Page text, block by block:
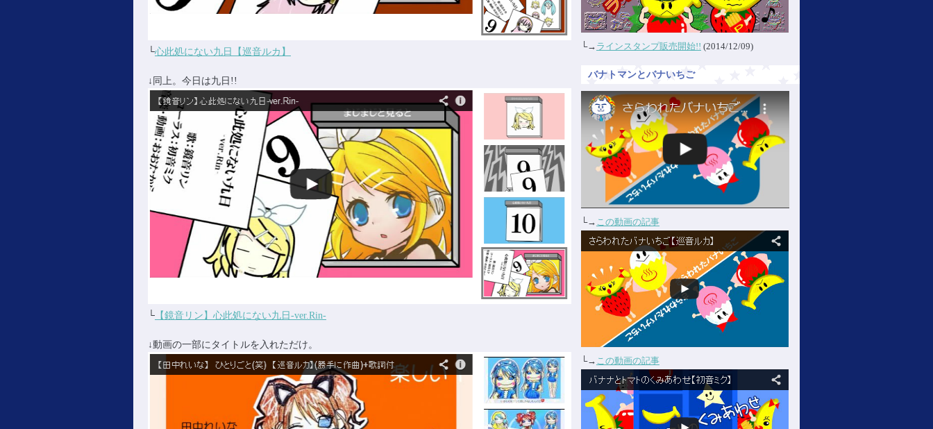
└心此処にない九日【巡音ルカ】
↓同上。今日は九日!!
└ 【鏡音リン】心此処にない九日-ver.Rin-
↓動画の一部にタイトルを入れただけ。
└→ ラインスタンプ販売開始!! (2014/12/09)
バナトマンとバナいちご
└→ この動画の記事
└→ この動画の記事